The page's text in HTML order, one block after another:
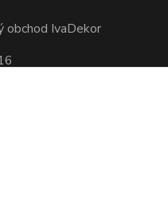
obchod IvaDekor